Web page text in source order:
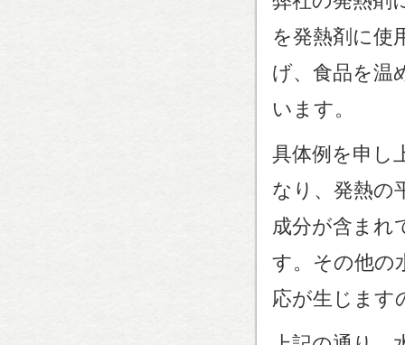
を発熱剤に使
げ、食品を温
います。
具体例を申し
なり、発熱の
成分が含まれ
す。その他の
応が生じます